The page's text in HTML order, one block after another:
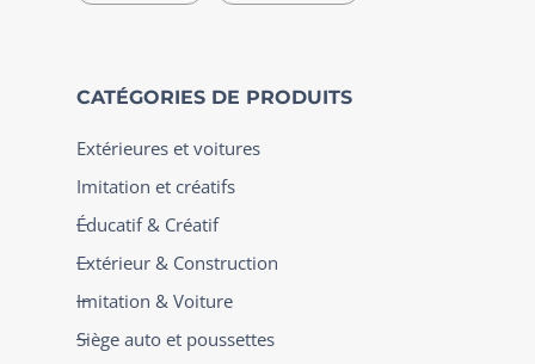
CATÉGORIES DE PRODUITS
Extérieures et voitures
Imitation et créatifs
Éducatif & Créatif
Extérieur & Construction
Imitation & Voiture
Siège auto et poussettes